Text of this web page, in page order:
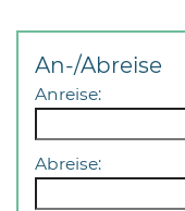
und
An-/Abreise
Anreise:
Abreise: